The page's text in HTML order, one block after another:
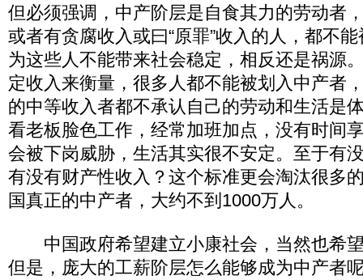
但必须强调，中产阶层是自食其力的劳动者
或者有贪腐收入或曰“原罪”收入的人，都不
为这些人不能带来社会稳定，相反还是祸源
定收入来衡量，很多人都不能被划入中产者
的中等收入者都不承认自己的劳动和生活
看老板脸色工作，经常加班加点，没有时间
会被下岗威胁，生活其实很不安定。至于有
有没有财产性收入？这个标准更会淘汰很多
国真正的中产者，大约不到1000万人。
中国政府希望建立小康社会，当然也希
但是，庞大的工薪阶层怎么能够成为中产者